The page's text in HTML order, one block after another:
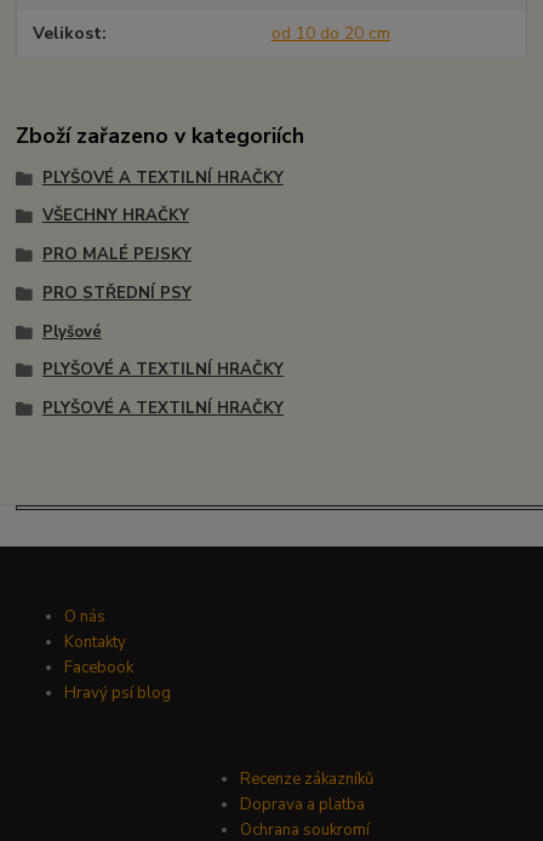
Velikost od 10 do 20 cm
Zboží zařazeno v kategoriích
PLYŠOVÉ A TEXTILNÍ HRAČKY
VŠECHNY HRAČKY
PRO MALÉ PEJSKY
PRO STŘEDNÍ PSY
Plyšové
PLYŠOVÉ A TEXTILNÍ HRAČKY
PLYŠOVÉ A TEXTILNÍ HRAČKY
O nás
Kontakty
Facebook
Hravý psí blog
Recenze zákazníků
Doprava a platba
Ochrana soukromí